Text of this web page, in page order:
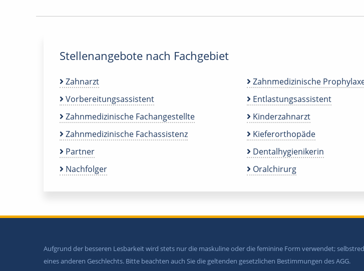
Stellenangebote nach Fachgebiet
Zahnarzt
Vorbereitungsassistent
Zahnmedizinische Fachangestellte
Zahnmedizinische Fachassistenz
Partner
Nachfolger
Zahnmedizinische
Entlastungsassistent
Kinderzahnarzt
Kieferorthopäde
Dentalhygienikerin
Oralchirurg
Aufgrund der besseren Lesbarkeit wird stets nur die maskuline oder die feminine Form verwendet;
eines anderen Geschlechts. Bitte beachten auch Sie die geltenden gesetzlichen Bestimmungen des AGG.